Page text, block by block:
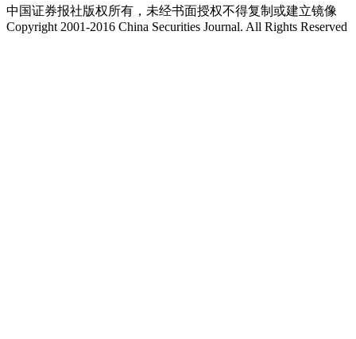
中国证券报社版权所有，未经书面授权不得复制或建立镜像
Copyright 2001-2016 China Securities Journal. All Rights Reserved